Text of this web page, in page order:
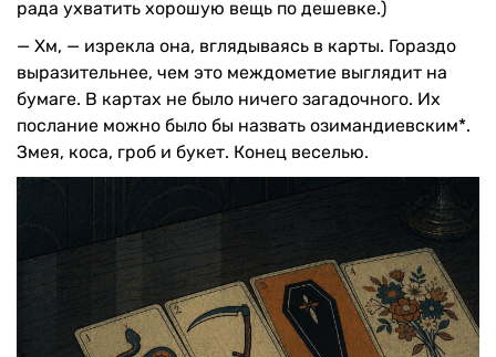
рада ухватить хорошую вещь по дешевке.)
— Хм, — изрекла она, вглядываясь в карты. Гораздо
выразительнее, чем это междометие выглядит на
бумаге. В картах не было ничего загадочного. Их
послание можно было бы назвать озимандиевским*.
Змея, коса, гроб и букет. Конец веселью.